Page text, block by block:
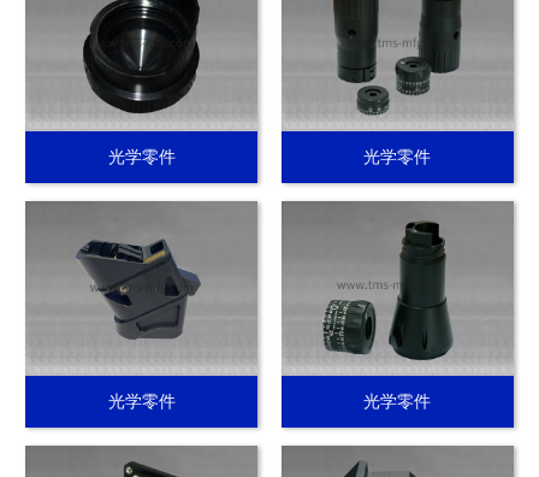
光学零件 光学零件
光学零件 光学零件